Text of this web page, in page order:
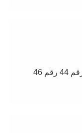
44
رقم 46